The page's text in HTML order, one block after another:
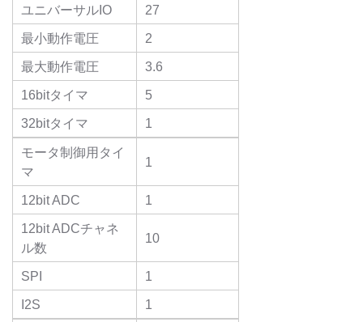
ユニバーサルIO
27
最小動作電圧
2
最大動作電圧
3.6
16bitタイマ
5
32bitタイマ
1
モータ制御用タイ
マ
1
12bit ADC
1
12bit ADCチャネ
ル数
10
SPI
1
I2S
1